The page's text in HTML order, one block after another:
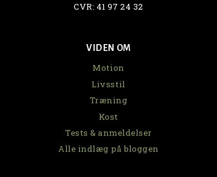
CVR: 41 97 24 32
VIDEN OM
Motion
Livsstil
Træning
Kost
Tests & anmeldelser
Alle indlæg på bloggen